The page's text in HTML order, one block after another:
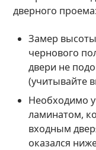
дверного проема:
Замер
чернового
двери не
(учитывайте
Необходимо
ламинатом,
входным
оказался